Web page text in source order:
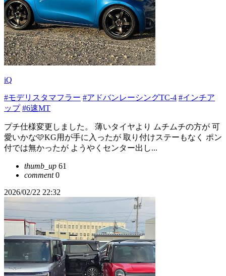
iQ
#モデリスタマフラー #アドバンレーシングTC-4 #インチア
ップ #6速MT
プチ仕様変更しました。 薄いタイヤより ムチムチの方が 可
愛いかな🩷KG用が手に入ったが 取り付けステーもなく ポン
付では無かったが ようやくセンター出し...
thumb_up 61
comment0
2026/02/22 22:32